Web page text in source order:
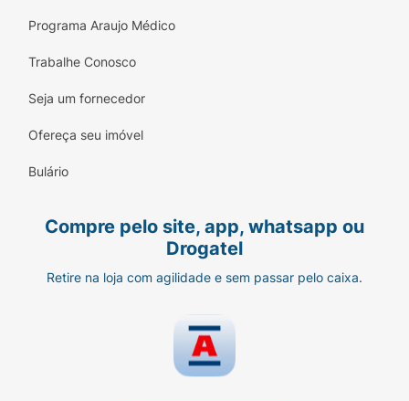
Programa Araujo Médico
Trabalhe Conosco
Seja um fornecedor
Ofereça seu imóvel
Bulário
Compre pelo site, app, whatsapp ou
Drogatel
Retire na loja com agilidade e sem passar pelo caixa.